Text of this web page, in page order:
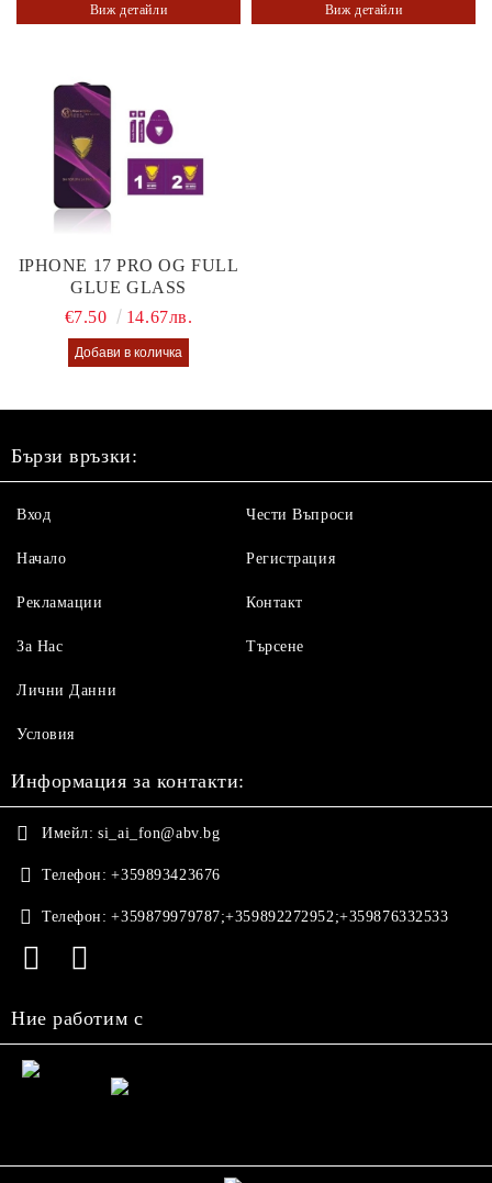
Виж детайли Виж детайли
IPHONE 17 PRO OG FULL
GLUE GLASS
€7.50
14.67лв.
Бързи връзки:
Вход
Начало
Рекламации
За Нас
Чести Въпроси
Регистрация
Контакт
Търсене
Лични Данни
Условия
Информация за контакти:
Имейл: si_ai_fon@abv.bg
Телефон: +359893423676
Телефон: +359879979787;+359892272952;+359876332533
Ние работим с